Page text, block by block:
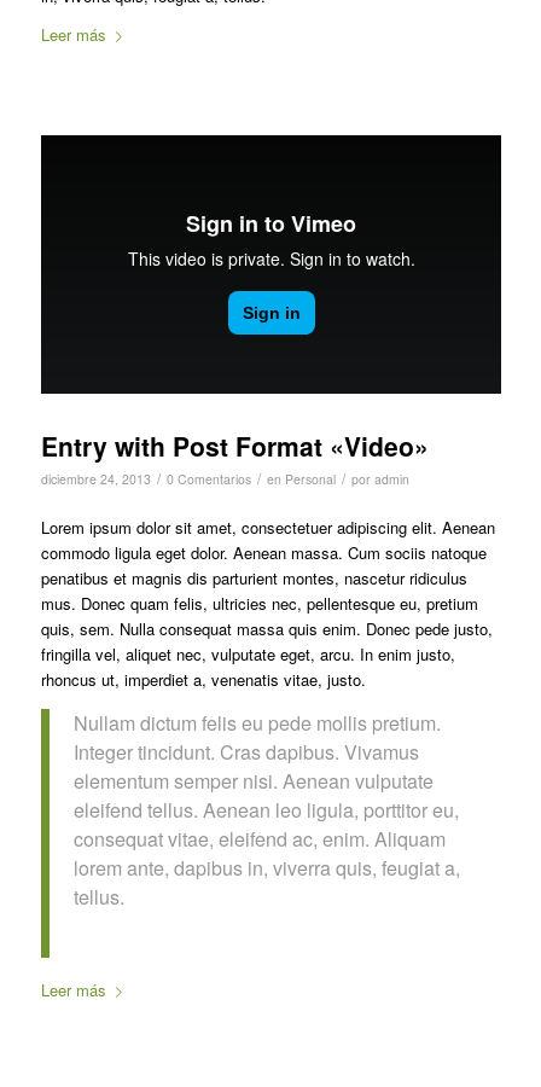
Leer más
Entry with Post Format «Video»
diciembre 24, 2013 / 0 Comentarios / en Personal / por admin
Lorem ipsum dolor sit amet, consectetuer adipiscing elit. Aenean
commodo ligula eget dolor. Aenean massa. Cum sociis natoque
penatibus et magnis dis parturient montes, nascetur ridiculus
mus. Donec quam felis, ultricies nec, pellentesque eu, pretium
quis, sem. Nulla consequat massa quis enim. Donec pede justo,
fringilla vel, aliquet nec, vulputate eget, arcu. In enim justo,
rhoncus ut, imperdiet a, venenatis vitae, justo.
Nullam dictum felis eu pede mollis pretium.
Integer tincidunt. Cras dapibus. Vivamus
elementum semper nisi. Aenean vulputate
eleifend tellus. Aenean leo ligula, porttitor eu,
consequat vitae, eleifend ac, enim. Aliquam
lorem ante, dapibus in, viverra quis, feugiat a,
tellus.
Leer más